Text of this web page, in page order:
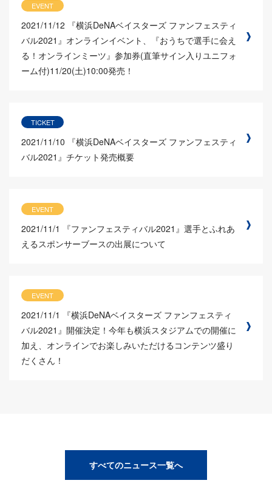
EVENT
2021/11/12
『横浜DeNAベイスターズ ファンフェスティ
バル2021』オンラインイベント、『おうちで選手に会え
る！オンラインミーツ』参加券(直筆サイン入りユニフォ
ーム付)11/20(土)10:00発売！
TICKET
2021/11/10
『横浜DeNAベイスターズ ファンフェスティ
バル2021』チケット発売概要
EVENT
2021/11/1
『ファンフェスティバル2021』選手とふれあ
えるスポンサーブースの出展について
EVENT
2021/11/1
『横浜DeNAベイスターズ ファンフェスティ
バル2021』開催決定！今年も横浜スタジアムでの開催に
加え、オンラインでお楽しみいただけるコンテンツ盛り
だくさん！
すべてのニュース一覧へ